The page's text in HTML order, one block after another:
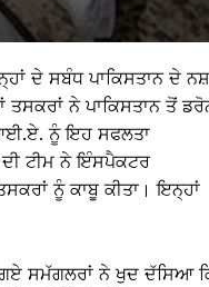
ਦੇ ਸਬੰਧ ਪਾਕਿਸਤਾਨ ਦੇ
ਨੇ ਪਾਕਿਸਤਾਨ ਤੋਂ
ਨੂੰ ਇਹ ਸਫਲਤਾ
ਦੀ ਟੀਮ ਨੇ ਇੰਸਪੈਕਟਰ
ਨੂੰ ਕਾਬੂ ਕੀਤਾ। ਇਨ੍ਹਾਂ
ਗਏ ਸਮੱਗਲਰਾਂ ਨੇ ਖੁਦ ਦੱਸਿਆ